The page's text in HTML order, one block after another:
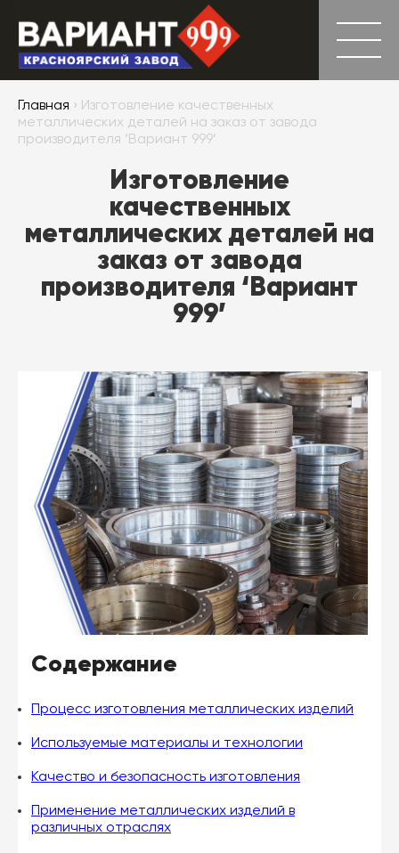
Главная › Изготовление качественных
металлических деталей на заказ от завода
производителя ‘Вариант 999’
Изготовление
качественных
металлических деталей на
заказ от завода
производителя ‘Вариант
999’
Содержание
Процесс изготовления металлических изделий
Используемые материалы и технологии
Качество и безопасность изготовления
Применение металлических изделий в
различных отраслях